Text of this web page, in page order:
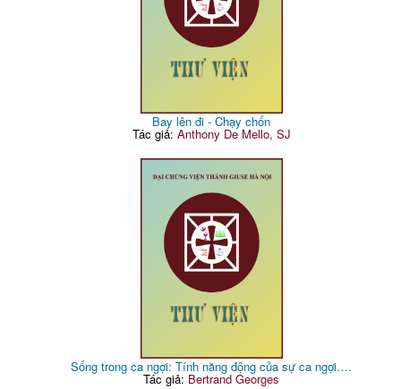
Bay lên đi - Chạy chốn
Tác giả: Anthony De Mello, SJ
Sống trong ca ngợi: Tính năng động của sự ca ngợi….
Tác giả: Bertrand Georges